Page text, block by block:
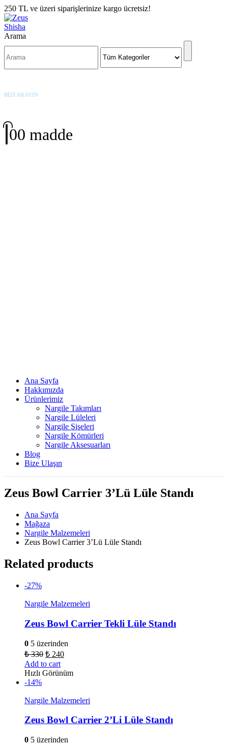
250 TL ve üzeri siparişlerinize kargo ücretsiz!
Arama
BİZİ ARAYIN
00 madde
Ana Sayfa
Hakkımızda
Ürünlerimiz
Nargile Takımları
Nargile Lüleleri
Nargile Şişeleri
Nargile Kömürleri
Nargile Aksesuarları
Blog
Bize Ulaşın
Zeus Bowl Carrier 3’Lü Lüle Standı
Ana Sayfa
Mağaza
Nargile Malzemeleri
Zeus Bowl Carrier 3’Lü Lüle Standı
Related products
-27%
Nargile Malzemeleri
Zeus Bowl Carrier Tekli Lüle Standı
0 5 üzerinden
₺330 ₺ 240
Add to cart
Hızlı Görünüm
-14%
Nargile Malzemeleri
Zeus Bowl Carrier 2’Li Lüle Standı
0 5 üzerinden